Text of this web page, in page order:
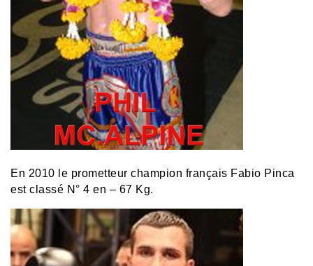
En 2010 le prometteur champion français Fabio Pinca
est classé N° 4 en – 67 Kg.